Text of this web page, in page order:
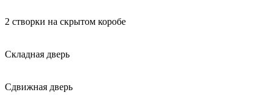
2 створки на скрытом коробе
Складная дверь
Сдвижная дверь